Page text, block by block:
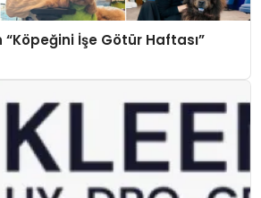
“Köpeğini İşe Götür Haftası”